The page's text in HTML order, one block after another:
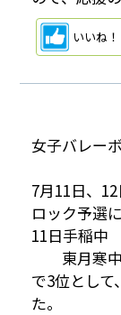
いいね！
女子バレー
7月11日、
ロック予選
11日手稲
東月寒
で3位とし
た。